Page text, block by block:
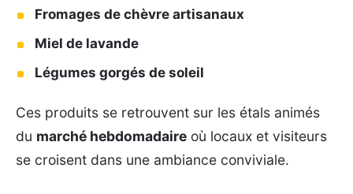
Fromages de chèvre artisanaux
Miel de lavande
Légumes gorgés de soleil
Ces produits se retrouvent sur les étals animés
du marché hebdomadaire où locaux et visiteurs
se croisent dans une ambiance conviviale.